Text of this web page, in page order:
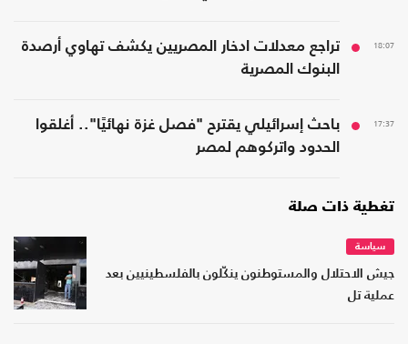
18:07
تراجع معدلات ادخار المصريين يكشف تهاوي أرصدة
البنوك المصرية
17:37
باحث إسرائيلي يقترح "فصل غزة نهائيًا".. أغلقوا
الحدود واتركوهم لمصر
تغطية ذات صلة
سياسة
جيش الاحتلال والمستوطنون ينكّلون بالفلسطينيين بعد
عملية تل